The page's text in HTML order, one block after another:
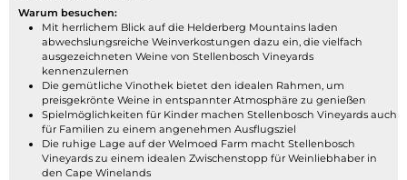
Warum besuchen:
Mit herrlichem Blick auf die Helderberg Mountains laden
abwechslungsreiche Weinverkostungen dazu ein, die vielfach
ausgezeichneten Weine von Stellenbosch Vineyards
kennenzulernen
Die gemütliche Vinothek bietet den idealen Rahmen, um
preisgekrönte Weine in entspannter Atmosphäre zu genießen
Spielmöglichkeiten für Kinder machen Stellenbosch Vineyards auch
für Familien zu einem angenehmen Ausflugsziel
Die ruhige Lage auf der Welmoed Farm macht Stellenbosch
Vineyards zu einem idealen Zwischenstopp für Weinliebhaber in
den Cape Winelands